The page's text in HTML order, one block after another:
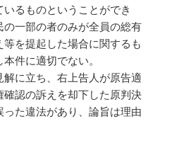
るものということができ
の一部の者のみが全員の総有
を提起した場合に関するも
件に適切でない。
に立ち、右上告人が原告適
認の訴えを却下した原判決
た違法があり、論旨は理由